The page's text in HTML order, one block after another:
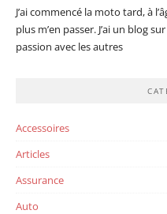
J’ai commencé la moto tard, à
plus m’en passer. J’ai un blog
passion avec les autres
Accessoires
Articles
Assurance
Auto